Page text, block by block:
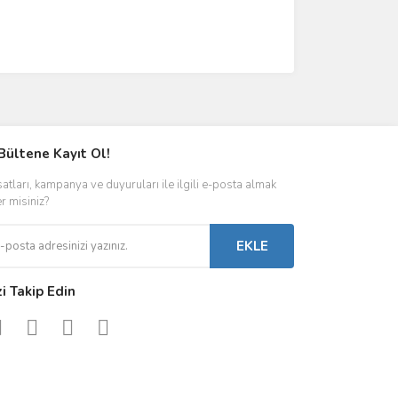
Kayıt Ol!
kampanya ve duyuruları ile ilgili e-posta almak
misiniz?
EKLE
Takip Edin